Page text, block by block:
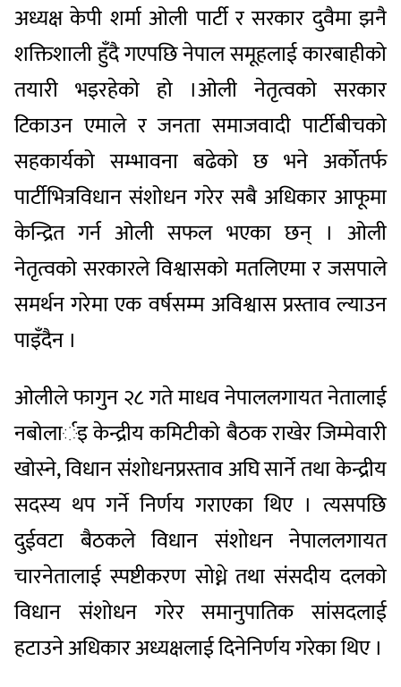
अध्यक्ष केपी शर्मा ओली पार्टी र सरकार दुवैमा झनै
शक्तिशालीहुँदैगएपछिनेपालसमूहलाईकारबाहीको
तयारी भइरहेको हो ।ओली नेतृत्वको सरकार
टिकाउन एमाले र जनता समाजवादी पार्टीबीचको
सहकार्यको सम्भावना बढेको छ भने अर्कोतर्फ
पार्टीभित्रविधान संशोधन गरेर सबै अधिकार आफूमा
केन्द्रित गर्न ओली सफल भएका छन् । ओली
नेतृत्वकोसरकारलेविश्वासकोमतलिएमारजसपाले
समर्थनगरेमाएकवर्षसम्मअविश्वासप्रस्तावल्याउन
पाइँदैन ।
ओलीलेफागुन२८गतेमाधवनेपाललगायतनेतालाई
नबोलार्इकेन्द्रीयकमिटीकोबैठकराखेरजिम्मेवारी
खोस्ने,विधानसंशोधनप्रस्तावअघिसार्नेतथाकेन्द्रीय
सदस्य थप गर्ने निर्णय गराएका थिए । त्यसपछि
दुईवटा बैठकले विधान संशोधन नेपाललगायत
चारनेतालाई स्पष्टीकरण सोध्ने तथा संसदीय दलको
विधान संशोधन गरेर समानुपातिक सांसदलाई
हटाउनेअधिकारअध्यक्षलाईदिनेनिर्णयगरेकाथिए ।